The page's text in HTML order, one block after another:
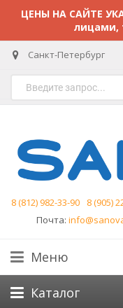
ЦЕНЫ НА САЙТЕ
лицами,
Санкт-Петербург
8 (812) 982-33-90
8 (905)
Почта:
Меню
Каталог